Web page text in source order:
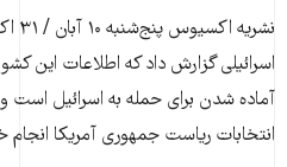
اسرائیلی گزارش داد که اطلاعات این
آماده شدن برای حمله به اسرائیل است
انتخابات ریاست جمهوری آمریکا